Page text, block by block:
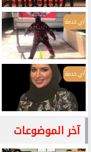
أي خدمة
أي خدمة
آخر الموضوعات